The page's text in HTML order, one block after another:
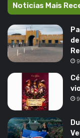
Noticias Mais